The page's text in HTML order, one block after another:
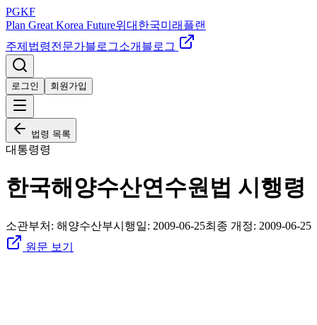
PGKF
Plan Great Korea Future위대한국미래플랜
주제 법령전문가블로그소개 블로그
로그인 회원가입
법령 목록
대통령령
한국해양수산연수원법 시행령
소관부처: 해양수산부시행일: 2009-06-25최종 개정: 2009-06-25
원문 보기